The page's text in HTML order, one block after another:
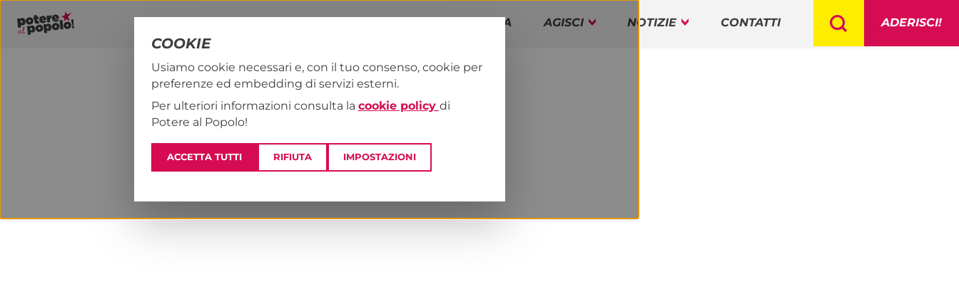
PROGRAMMA AGISCI NOTIZIE CONTATTI ADERISCI!
PAP! NOTIZIE DAI TERRITORI
COOKIE
Usiamo cookie necessari e, con il tuo consenso, cookie per
preferenze ed embedding di servizi esterni.
Per ulteriori informazioni consulta la cookie policy di
Potere al Popolo!
ACCETTA TUTTI RIFIUTA IMPOSTAZIONI